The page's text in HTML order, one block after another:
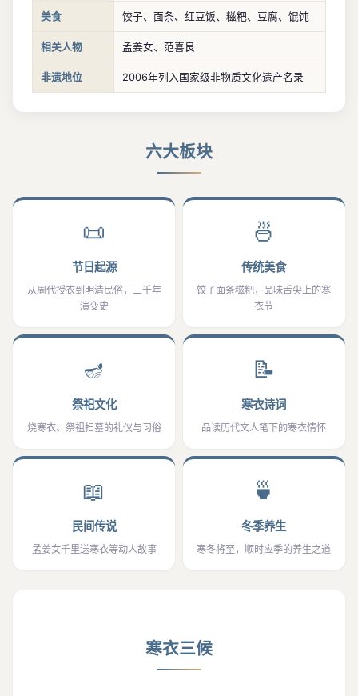
美食 饺子、面条、红豆饭、糍粑、豆腐、馄饨
相关人物 孟姜女、范喜良
非遗地位 2006年列入国家级非物质文化遗产名录
六大板块
📜
节日起源
从周代授衣到明清民俗，三千年
演变史
🍜
传统美食
饺子面条糍粑，品味舌尖上的寒
衣节
🪔
祭祀文化
烧寒衣、祭祖扫墓的礼仪与习俗
📝
寒衣诗词
品读历代文人笔下的寒衣情怀
📖
民间传说
孟姜女千里送寒衣等动人故事
🍵
冬季养生
寒冬将至，顺时应季的养生之道
寒衣三候